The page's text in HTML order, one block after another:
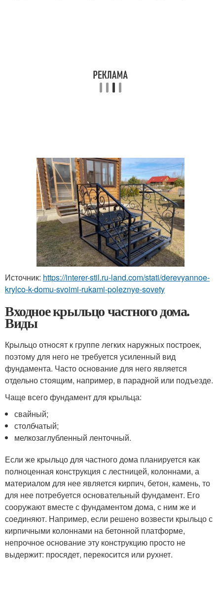
Источник: https://interer-stil.ru-land.com/stati/derevyannoe-
krylco-k-domu-svoimi-rukami-poleznye-sovety
Входное крыльцо частного дома.
Виды
Крыльцо относят к группе легких наружных построек,
поэтому для него не требуется усиленный вид
фундамента. Часто основание для него является
отдельно стоящим, например, в парадной или подъезде.
Чаще всего фундамент для крыльца:
свайный;
столбчатый;
мелкозаглубленный ленточный.
Если же крыльцо для частного дома планируется как
полноценная конструкция с лестницей, колоннами, а
материалом для нее является кирпич, бетон, камень, то
для нее потребуется основательный фундамент. Его
сооружают вместе с фундаментом дома, с ним же и
соединяют. Например, если решено возвести крыльцо с
кирпичными колоннами на бетонной платформе,
непрочное основание эту конструкцию просто не
выдержит: просядет, перекосится или рухнет.